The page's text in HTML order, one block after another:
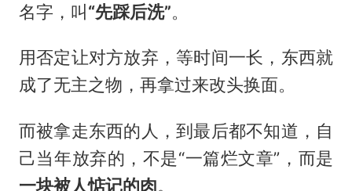
名字，叫 “先踩后洗”。
用否定让对方放弃，等时间一长，东西就
成了无主之物，再拿过来改头换面。
而被拿走东西的人，到最后都不知道，自
己当年放弃的，不是“一篇烂文章”，而是
一块被人惦记的肉。